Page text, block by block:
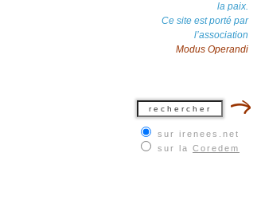
la paix.
Ce site est porté par
l’association
Modus Operandi
sur irenees.net
sur la Coredem